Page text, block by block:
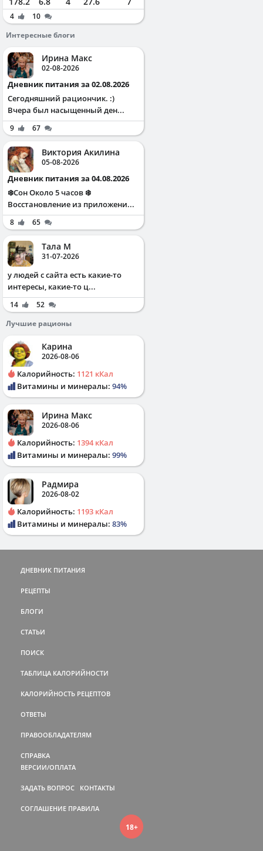
4
10
Интересные блоги
Ирина Макс
02-08-2026
Дневник питания за 02.08.2026
Сегодняшний рациончик. :)
Вчера был насыщенный ден...
9 67
Виктория Акилина
05-08-2026
Дневник питания за 04.08.2026
❄️Сон Около 5 часов ❄️
Восстановление из приложени...
8 65
Тала М
31-07-2026
у людей с сайта есть какие-то
интересы, какие-то ц...
14
52
Лучшие рационы
Карина
2026-08-06
Калорийность: 1121 кКал
Витамины и минералы: 94%
Ирина Макс
2026-08-06
Калорийность: 1394 кКал
Витамины и минералы: 99%
Радмира
2026-08-02
Калорийность: 1193 кКал
Витамины и минералы: 83%
ДНЕВНИК ПИТАНИЯ
РЕЦЕПТЫ
БЛОГИ
СТАТЬИ
ПОИСК
ТАБЛИЦА КАЛОРИЙНОСТИ
КАЛОРИЙНОСТЬ РЕЦЕПТОВ
ОТВЕТЫ
ПРАВООБЛАДАТЕЛЯМ
СПРАВКА
ВЕРСИИ/ОПЛАТА
ЗАДАТЬ ВОПРОС КОНТАКТЫ
СОГЛАШЕНИЕ ПРАВИЛА
18+